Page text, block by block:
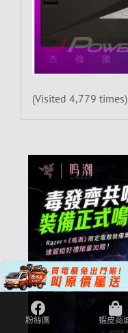
(Visited 4,779 times)